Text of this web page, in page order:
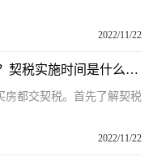
2022/11/22
所有人买房都要交契税吗为什么啊？契税实施时间是什么时候呢？
房都交契税。首先了解契税
2022/11/22